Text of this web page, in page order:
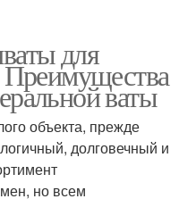
для
Преимущества
ваты
объекта, прежде
долговечный и
но всем